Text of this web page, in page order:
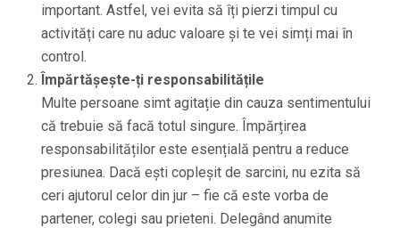
important. Astfel, vei evita să îți pierzi timpul cu
activități care nu aduc valoare și te vei simți mai în
control.
Împărtășește-ți responsabilitățile
Multe persoane simt agitație din cauza sentimentului
că trebuie să facă totul singure. Împărțirea
responsabilităților este esențială pentru a reduce
presiunea. Dacă ești copleșit de sarcini, nu ezita să
ceri ajutorul celor din jur – fie că este vorba de
partener, colegi sau prieteni. Delegând anumite